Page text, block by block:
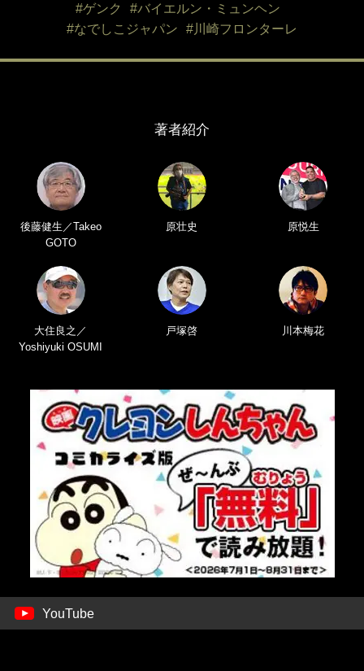
#ゲンク
#バイエルン・ミュンヘン
#なでしこジャパン
#川崎フロンターレ
著者紹介
後藤健生／Takeo
GOTO
原壮史 原悦生
大住良之／
Yoshiyuki OSUMI
戸塚啓 川本梅花
YouTube